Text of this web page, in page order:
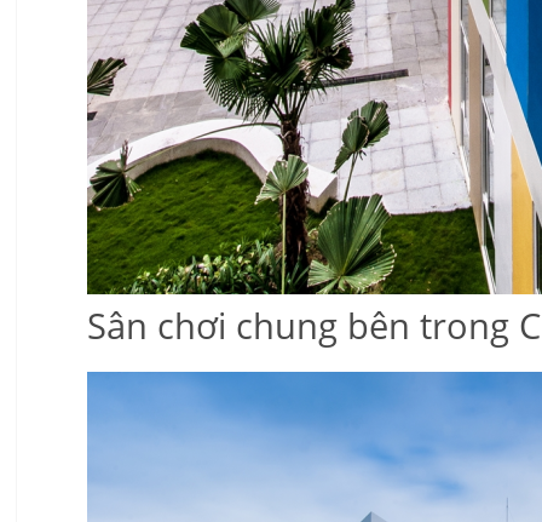
Sân chơi chung bên trong